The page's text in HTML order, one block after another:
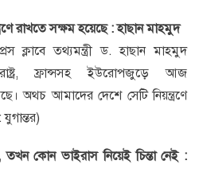
রাখতে সক্ষম হয়েছে : হাছান মাহমুদ
ক্লাবে তথ্যমন্ত্রী ড. হাছান মাহমুদ
ফ্রান্সসহ ইউরোপজুড়ে আজ
অথচ আমাদের দেশে সেটি নিয়ন্ত্রণে
তখন কোন ভাইরাস নিয়েই চিন্তা নেই :